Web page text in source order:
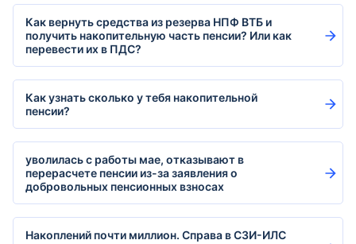
Как вернуть средства из резерва НПФ ВТБ и
получить накопительную часть пенсии? Или как
перевести их в ПДС?
Как узнать сколько у тебя накопительной
пенсии?
уволилась с работы мае, отказывают в
перерасчете пенсии из-за заявления о
добровольных пенсионных взносах
Накоплений почти миллион. Справа в СЗИ-ИЛС